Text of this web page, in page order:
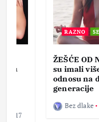
u
2017
RAZNO
ŽEŠĆE OD
su imali
odnosu na
generacije
Bez dlake